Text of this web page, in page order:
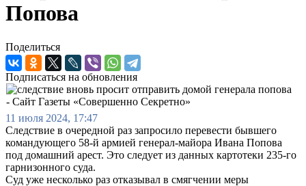
Попова
Поделиться
Подписаться на обновления
11 июля 2024, 17:47
Следствие в очередной раз запросило перевести бывшего
командующего 58-й армией генерал-майора Ивана Попова
под домашний арест. Это следует из данных картотеки 235-го
гарнизонного суда.
Суд уже несколько раз отказывал в смягчении меры